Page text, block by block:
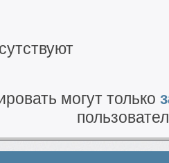
могут только